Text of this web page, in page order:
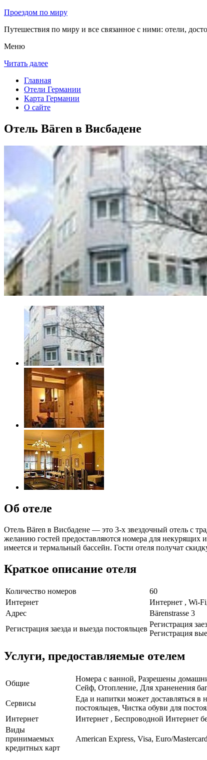
Проездом по миру
Путешествия по миру и все связанное с ними: отели,
Меню
Читать далее
Главная
Отели Германии
Карта Германии
О сайте
Отель Bären в Висбадене
Об отеле
Отель Bären в Висбадене — это 3-х звездочный отель с
желанию гостей предоставляются номера для некурящих
имеется и термальный бассейн. Гости отеля получат
Краткое описание отеля
Количество номеров
60
Интернет
Интернет , Wi-
Адрес
Bärenstrasse 3
Регистрация заезда и выезда постояльцев
Регистрация
Регистрация
Услуги, предоставляемые отелем
Общие
Номера с ванной, Разрешены
Сейф, Отопление, Для храненения
Сервисы
Еда и напитки может доставляться
постояльцев, Чистка обуви для
Интернет
Интернет , Беспроводной Интернет
Виды
принимаемых
кредитных карт
American Express, Visa, Euro/